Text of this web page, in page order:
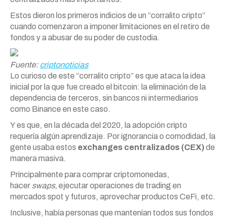
Estos dieron los primeros indicios de un “corralito cripto”
cuando comenzaron a imponer limitaciones en el retiro de
fondos y a abusar de su poder de custodia.
Fuente: criptonoticias
Lo curioso de este “corralito cripto” es que ataca la idea
inicial por la que fue creado el bitcoin: la eliminación de la
dependencia de terceros, sin bancos ni intermediarios
como Binance en este caso.
Y es que, en la década del 2020, la adopción cripto
requería algún aprendizaje. Por ignorancia o comodidad, la
gente usaba estos exchanges centralizados (CEX)de
manera masiva.
Principalmente para comprar criptomonedas,
hacer swaps,ejecutar operaciones de trading en
mercados spot y futuros, aprovechar productos CeFi, etc.
Inclusive, había personas que mantenían todos sus fondos